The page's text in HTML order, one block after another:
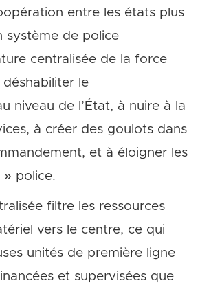
entre les états plus
système de police
centralisée de la force
le
niveau de l’État, à nuire à la
à créer des goulots dans
et à éloigner les
» police.
filtre les ressources
vers le centre, ce qui
unités de première ligne
et supervisées que